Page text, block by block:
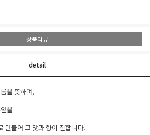
상품리뷰
detail
을 뜻하며,
을
만들어 그 맛과 향이 진합니다.